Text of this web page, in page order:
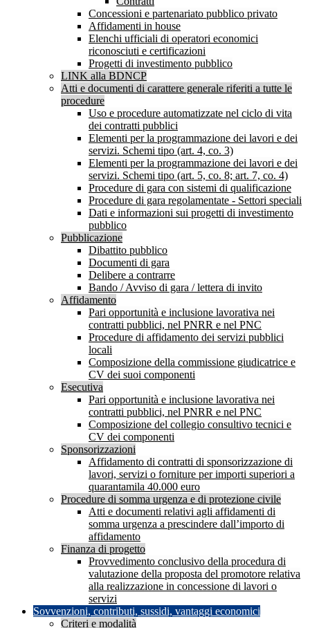
Concessioni e partenariato pubblico privato
Affidamenti in house
Elenchi ufficiali di operatori economici
riconosciuti e certificazioni
Progetti di investimento pubblico
LINK alla BDNCP
Atti e documenti di carattere generale riferiti a tutte le
procedure
Uso e procedure automatizzate nel ciclo di vita
dei contratti pubblici
Elementi per la programmazione dei lavori e dei
servizi. Schemi tipo (art. 4, co. 3)
Elementi per la programmazione dei lavori e dei
servizi. Schemi tipo (art. 5, co. 8; art. 7, co. 4)
Procedure di gara con sistemi di qualificazione
Procedure di gara regolamentate - Settori speciali
Dati e informazioni sui progetti di investimento
pubblico
Pubblicazione
Dibattito pubblico
Documenti di gara
Delibere a contrarre
Bando / Avviso di gara / lettera di invito
Affidamento
Pari opportunità e inclusione lavorativa nei
contratti pubblici, nel PNRR e nel PNC
Procedure di affidamento dei servizi pubblici
locali
Composizione della commissione giudicatrice e
CV dei suoi componenti
Esecutiva
Pari opportunità e inclusione lavorativa nei
contratti pubblici, nel PNRR e nel PNC
Composizione del collegio consultivo tecnici e
CV dei componenti
Sponsorizzazioni
Affidamento di contratti di sponsorizzazione di
lavori, servizi o forniture per importi superiori a
quarantamila 40.000 euro
Procedure di somma urgenza e di protezione civile
Atti e documenti relativi agli affidamenti di
somma urgenza a prescindere dall’importo di
affidamento
Finanza di progetto
Provvedimento conclusivo della procedura di
valutazione della proposta del promotore relativa
alla realizzazione in concessione di lavori o
servizi
Sovvenzioni, contributi, sussidi, vantaggi economici
Criteri e modalità